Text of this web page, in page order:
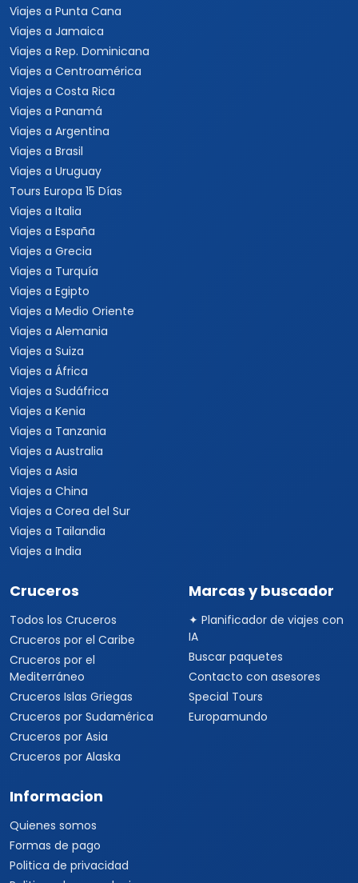
Viajes a Punta Cana
Viajes a Jamaica
Viajes a Rep. Dominicana
Viajes a Centroamérica
Viajes a Costa Rica
Viajes a Panamá
Viajes a Argentina
Viajes a Brasil
Viajes a Uruguay
Tours Europa 15 Días
Viajes a Italia
Viajes a España
Viajes a Grecia
Viajes a Turquía
Viajes a Egipto
Viajes a Medio Oriente
Viajes a Alemania
Viajes a Suiza
Viajes a África
Viajes a Sudáfrica
Viajes a Kenia
Viajes a Tanzania
Viajes a Australia
Viajes a Asia
Viajes a China
Viajes a Corea del Sur
Viajes a Tailandia
Viajes a India
Cruceros
Todos los Cruceros
Cruceros por el Caribe
Cruceros por el
Mediterráneo
Cruceros Islas Griegas
Cruceros por Sudamérica
Cruceros por Asia
Cruceros por Alaska
Marcas y buscador
✦ Planificador de viajes con
IA
Buscar paquetes
Contacto con asesores
Special Tours
Europamundo
Informacion
Quienes somos
Formas de pago
Politica de privacidad